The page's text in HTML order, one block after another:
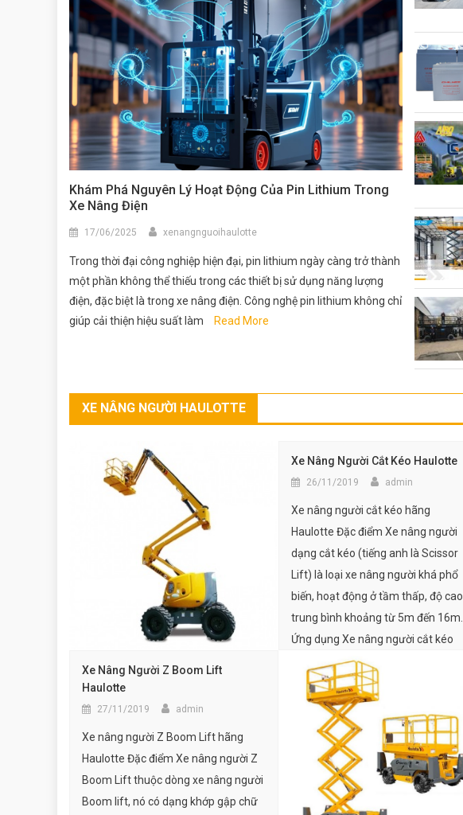
Khám Phá Nguyên Lý Hoạt Động Của Pin Lithium Trong
Xe Nâng Điện
17/06/2025 xenangnguoihaulotte
Trong thời đại công nghiệp hiện đại, pin lithium ngày càng trở thành
một phần không thể thiếu trong các thiết bị sử dụng năng lượng
điện, đặc biệt là trong xe nâng điện. Công nghệ pin lithium không chỉ
giúp cải thiện hiệu suất làm
Read More
XE NÂNG NGƯỜI HAULOTTE
Xe Nâng Người Z Boom Lift
Haulotte
27/11/2019 admin
Xe nâng người Z Boom Lift hãng
Haulotte Đặc điểm Xe nâng người Z
Boom Lift thuộc dòng xe nâng người
Boom lift, nó có dạng khớp gập chữ
Xe Nâng Người Cắt Kéo Haulotte
26/11/2019 admin
Xe nâng người cắt kéo hãng
Haulotte Đặc điểm Xe nâng người
dạng cắt kéo (tiếng anh là Scissor
Lift) là loại xe nâng người khá phổ
biến, hoạt động ở tầm thấp, độ cao
trung bình khoảng từ 5m đến 16m.
Ứng dụng Xe nâng người cắt kéo
thường được sử dụng với mục […]